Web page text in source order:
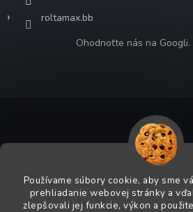
Používame súbory cookie, aby sme
prehliadanie webovej stránky a
zlepšovali jej funkcie, výkon a
roltamax.bb
Ohodnoťte nás na Googli.
ROLTA MAX s.r.o..
Grafický návrh vytvoril a na Shoptet
Shoptetak.cz.